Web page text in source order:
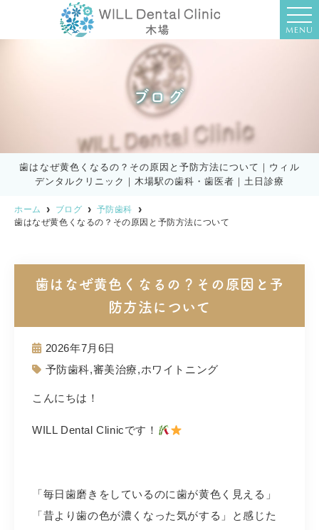
MENU
ブログ
歯はなぜ黄色くなるの？その原因と予防方法について｜ウィル
デンタルクリニック｜木場駅の歯科・歯医者｜土日診療
ホーム ブログ
予防歯科
歯はなぜ黄色くなるの？その原因と予防方法について
歯はなぜ黄色くなるの？その原因と予
防方法について
2026年7月6日
予防歯科,審美治療,ホワイトニング
こんにちは！
WILL Dental Clinicです！
「毎日歯磨きをしているのに歯が黄色く見える」
「昔より歯の色が濃くなった気がする」と感じた